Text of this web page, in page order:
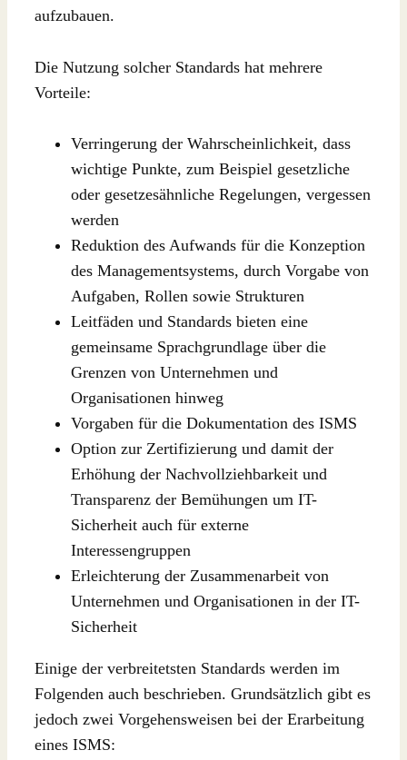
aufzubauen.
Die Nutzung solcher Standards hat mehrere
Vorteile:
Verringerung der Wahrscheinlichkeit, dass
wichtige Punkte, zum Beispiel gesetzliche
oder gesetzesähnliche Regelungen, vergessen
werden
Reduktion des Aufwands für die Konzeption
des Managementsystems, durch Vorgabe von
Aufgaben, Rollen sowie Strukturen
Leitfäden und Standards bieten eine
gemeinsame Sprachgrundlage über die
Grenzen von Unternehmen und
Organisationen hinweg
Vorgaben für die Dokumentation des ISMS
Option zur Zertifizierung und damit der
Erhöhung der Nachvollziehbarkeit und
Transparenz der Bemühungen um IT-
Sicherheit auch für externe
Interessengruppen
Erleichterung der Zusammenarbeit von
Unternehmen und Organisationen in der IT-
Sicherheit
Einige der verbreitetsten Standards werden im
Folgenden auch beschrieben. Grundsätzlich gibt es
jedoch zwei Vorgehensweisen bei der Erarbeitung
eines ISMS: